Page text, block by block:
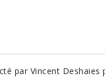
par Vincent Deshaies